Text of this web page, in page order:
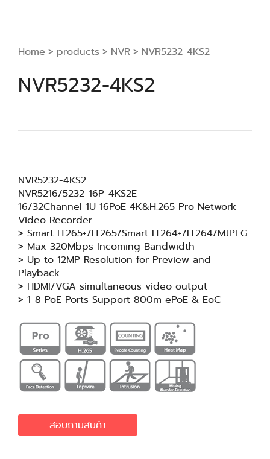
Home > products > NVR > NVR5232-4KS2
NVR5232-4KS2
NVR5232-4KS2
NVR5216/5232-16P-4KS2E
16/32Channel 1U 16PoE 4K&H.265 Pro Network
Video Recorder
> Smart H.265+/H.265/Smart H.264+/H.264/MJPEG
> Max 320Mbps Incoming Bandwidth
> Up to 12MP Resolution for Preview and
Playback
> HDMI/VGA simultaneous video output
> 1-8 PoE Ports Support 800m ePoE & EoC
สอบถามสินค้า